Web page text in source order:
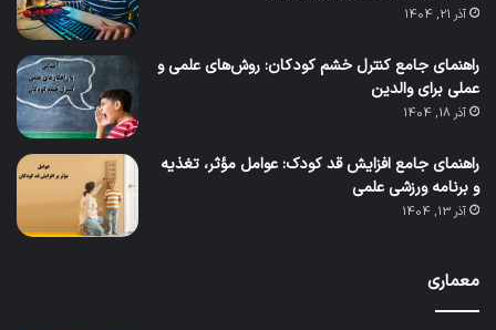
آذر 21, 1404
راهنمای جامع کنترل خشم کودکان: روش‌های علمی و
عملی برای والدین
آذر 18, 1404
راهنمای جامع افزایش قد کودک: عوامل مؤثر، تغذیه
و برنامه ورزشی علمی
آذر 13, 1404
معماری